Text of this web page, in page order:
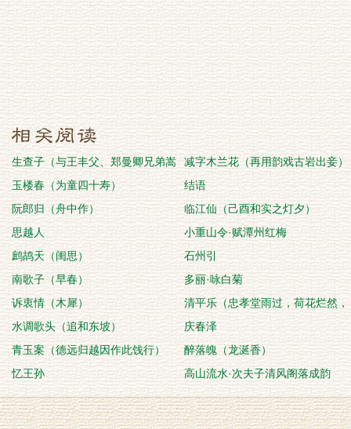
生查子（与王丰父、郑曼卿兄弟嵩
山道中）
减字木兰花（再用韵戏古岩出妾）
玉楼春（为童四十寿）
结语
阮郎归（舟中作）
临江仙（己酉和实之灯夕）
思越人
小重山令·赋潭州红梅
鹧鸪天（闺思）
石州引
南歌子（早春）
多丽·咏白菊
诉衷情（木犀）
清平乐（忠孝堂雨过，荷花烂然，
晚晴可人，因呈李宜
水调歌头（追和东坡）
庆春泽
青玉案（德远归越因作此饯行）
醉落魄（龙涎香）
忆王孙
高山流水·次夫子清风阁落成韵